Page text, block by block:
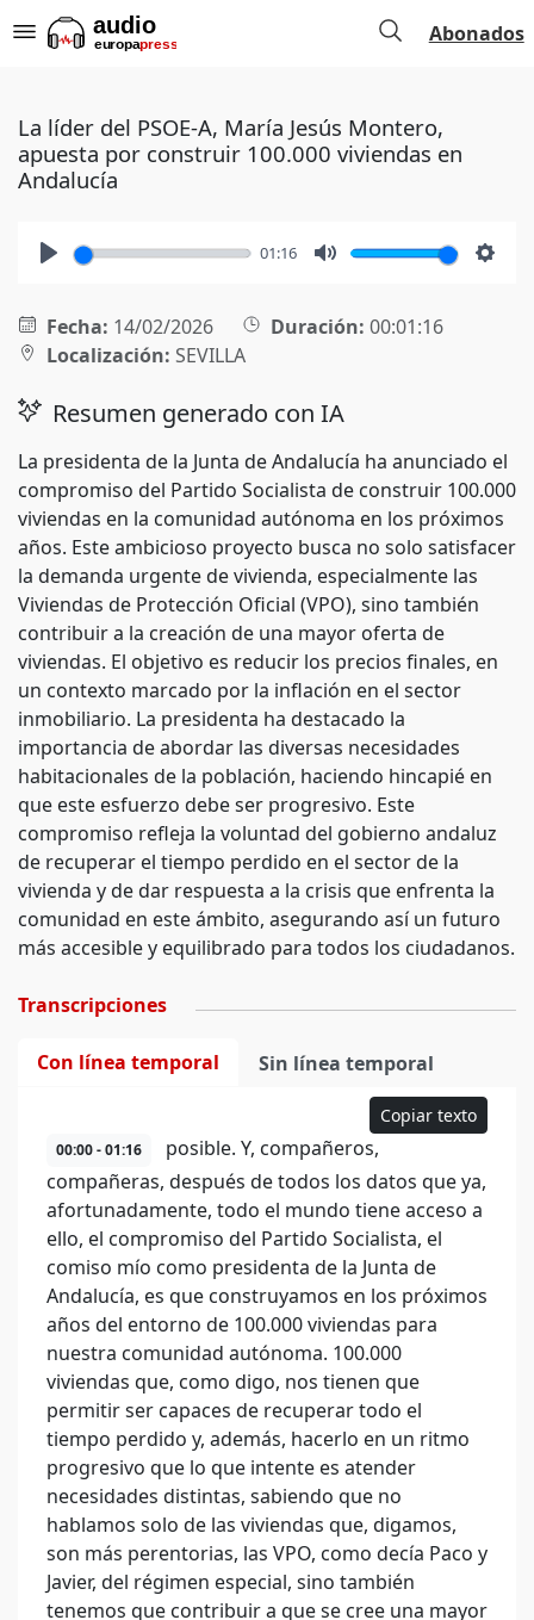
Abonados
La líder del PSOE-A, María Jesús Montero,
apuesta por construir 100.000 viviendas en
Andalucía
01:16
Fecha: 14/02/2026 Duración: 00:01:16
Localización: SEVILLA
Resumen generado con IA
La presidenta de la Junta de Andalucía ha anunciado el
compromiso del Partido Socialista de construir 100.000
viviendas en la comunidad autónoma en los próximos
años. Este ambicioso proyecto busca no solo satisfacer
la demanda urgente de vivienda, especialmente las
Viviendas de Protección Oficial (VPO), sino también
contribuir a la creación de una mayor oferta de
viviendas. El objetivo es reducir los precios finales, en
un contexto marcado por la inflación en el sector
inmobiliario. La presidenta ha destacado la
importancia de abordar las diversas necesidades
habitacionales de la población, haciendo hincapié en
que este esfuerzo debe ser progresivo. Este
compromiso refleja la voluntad del gobierno andaluz
de recuperar el tiempo perdido en el sector de la
vivienda y de dar respuesta a la crisis que enfrenta la
comunidad en este ámbito, asegurando así un futuro
más accesible y equilibrado para todos los ciudadanos.
Transcripciones
Con línea temporal Sin línea temporal
Copiar texto
00:00 - 01:16
posible. Y, compañeros,
compañeras, después de todos los datos que ya,
afortunadamente, todo el mundo tiene acceso a
ello, el compromiso del Partido Socialista, el
comiso mío como presidenta de la Junta de
Andalucía, es que construyamos en los próximos
años del entorno de 100.000 viviendas para
nuestra comunidad autónoma. 100.000
viviendas que, como digo, nos tienen que
permitir ser capaces de recuperar todo el
tiempo perdido y, además, hacerlo en un ritmo
progresivo que lo que intente es atender
necesidades distintas, sabiendo que no
hablamos solo de las viviendas que, digamos,
son más perentorias, las VPO, como decía Paco y
Javier, del régimen especial, sino también
tenemos que contribuir a que se cree una mayor